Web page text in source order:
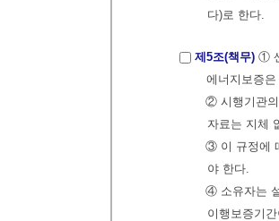
다)로 한다.
제5조(책무) ①
에너지보증
② 시행기관의
자료는 지체
③ 이 규정에
야 한다.
④ 소유자는
이행보증기